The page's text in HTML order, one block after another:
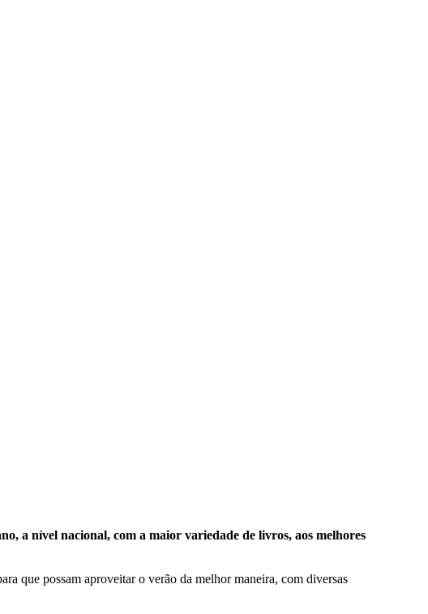
a nível nacional, com a maior variedade de livros, aos melhores
que possam aproveitar o verão da melhor maneira, com diversas